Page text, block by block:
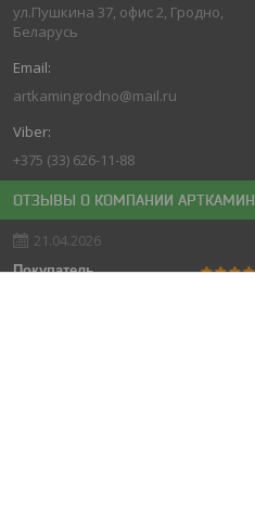
ул.Пушкина 37, офис 2, Гродно,
Беларусь
artkamingrodno@mail.ru
+375 (33) 626-11-88
ОТЗЫВЫ О КОМПАНИИ АРТКАМИН
21.04.2026
Покупатель